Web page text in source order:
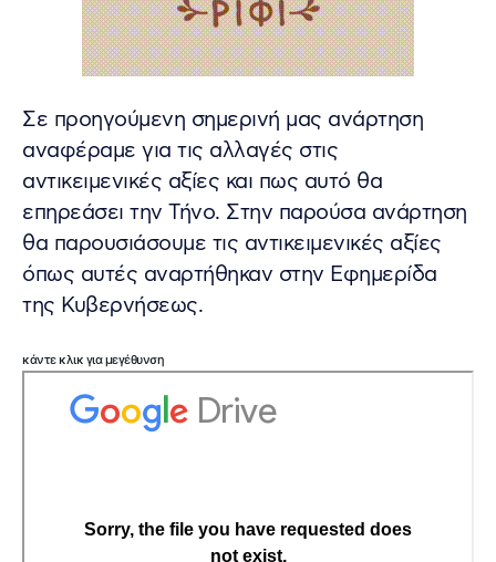
Σε προηγούμενη σημερινή μας ανάρτηση
αναφέραμε για τις αλλαγές στις
αντικειμενικές αξίες και πως αυτό θα
επηρεάσει την Τήνο. Στην παρούσα ανάρτηση
θα παρουσιάσουμε τις αντικειμενικές αξίες
όπως αυτές αναρτήθηκαν στην Εφημερίδα
της Κυβερνήσεως.
κάντε κλικ για μεγέθυνση